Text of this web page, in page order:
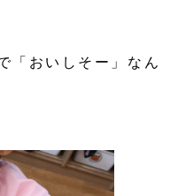
「おいしそー」なん